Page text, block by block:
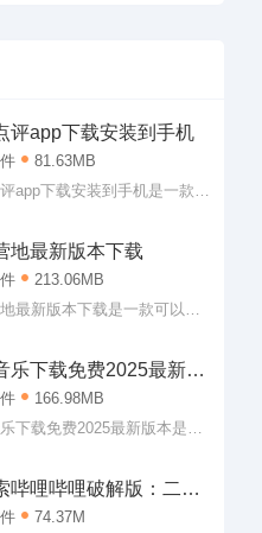
评app下载安装到手机
81.63MB
app下载安装到手机是一款可
点评app下载安装到手机可以
解到附近的可以消费的内
是美食，可以是美景，也可
影什么的!
地最新版本下载
213.06MB
最新版本下载是一款可以让
最新版本下载专门提供王者荣
服务，查战绩，查攻略、看
游戏公告什么的都能轻松查
乐下载免费2025最新版
166.98MB
下载免费2025最新版本是一
载免费2025最新版本作为当下
的播放平台，可以说用户可以
到任何自己想听的歌曲。
哔哩哔哩破解版：二次
园》74.37M